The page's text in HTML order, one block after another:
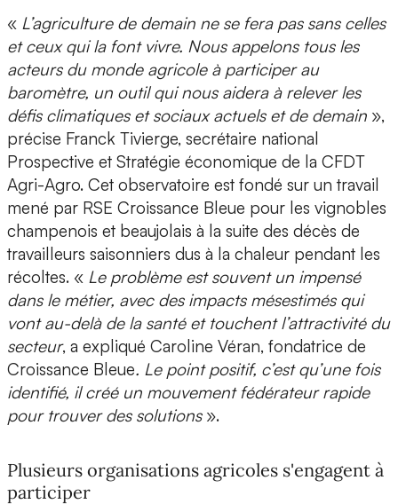
« L’agriculture de demain ne se fera pas sans celles
et ceux qui la font vivre. Nous appelons tous les
acteurs du monde agricole à participer au
baromètre, un outil qui nous aidera à relever les
défis climatiques et sociaux actuels et de demain »,
précise Franck Tivierge, secrétaire national
Prospective et Stratégie économique de la CFDT
Agri-Agro. Cet observatoire est fondé sur un travail
mené par RSE Croissance Bleue pour les vignobles
champenois et beaujolais à la suite des décès de
travailleurs saisonniers dus à la chaleur pendant les
récoltes. « Le problème est souvent un impensé
dans le métier, avec des impacts mésestimés qui
vont au-delà de la santé et touchent l’attractivité du
secteur, a expliqué Caroline Véran, fondatrice de
Croissance Bleue. Le point positif, c’est qu’une fois
identifié, il créé un mouvement fédérateur rapide
pour trouver des solutions».
Plusieurs organisations agricoles s'engagent à
participer